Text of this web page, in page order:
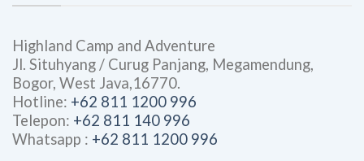
Highland Camp and Adventure
Jl. Situhyang / Curug Panjang, Megamendung,
Bogor, West Java,16770.
Hotline: +62 811 1200 996
Telepon: +62 811 140 996
Whatsapp : +62 811 1200 996